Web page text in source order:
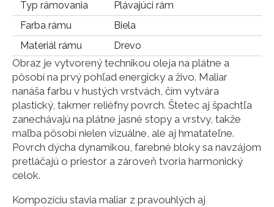
Typ rámovania
Plávajúci rám
Farba rámu
Biela
Materiál rámu
Drevo
Obraz je vytvorený technikou oleja na plátne a
pôsobí na prvý pohľad energicky a živo. Maliar
nanáša farbu v hustých vrstvách, čím vytvára
plastický, takmer reliéfny povrch. Štetec aj špachtľa
zanechávajú na plátne jasné stopy a vrstvy, takže
maľba pôsobí nielen vizuálne, ale aj hmatateľne.
Povrch dýcha dynamikou, farebné bloky sa navzájom
pretláčajú o priestor a zároveň tvoria harmonický
celok.
Kompozíciu stavia maliar z pravouhlých aj